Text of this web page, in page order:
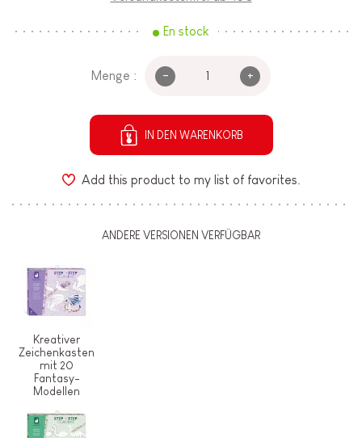
En stock
Menge : - +
IN DEN WARENKORB
Add this product to my list of favorites.
ANDERE VERSIONEN VERFÜGBAR
Kreativer
Zeichenkasten
mit 20
Fantasy-
Modellen